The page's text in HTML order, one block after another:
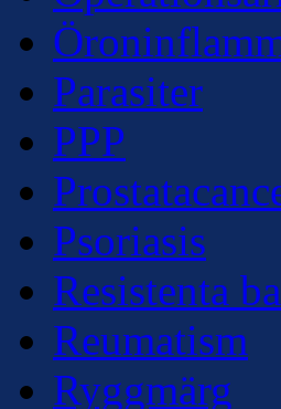
Parasiter
PPP
Psoriasis
Resistenta
Reumatism
Ryggmärg